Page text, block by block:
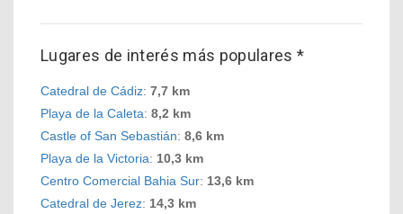
Lugares de interés más populares *
Catedral de Cádiz: 7,7 km
Playa de la Caleta: 8,2 km
Castle of San Sebastián: 8,6 km
Playa de la Victoria: 10,3 km
Centro Comercial Bahia Sur: 13,6 km
Catedral de Jerez: 14,3 km